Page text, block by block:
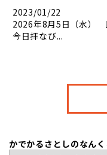
2023/01/22
2026年8月5日（水）
今日拝なび...
かでかるさとしのなん